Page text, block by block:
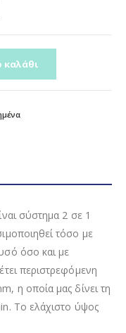
καλάθι
σύστημα 2 σε 1
τόσο με
όσο και με
περιστρεφόμενη
η οποία μας δίνει τη
Το ελάχιστο ύψος